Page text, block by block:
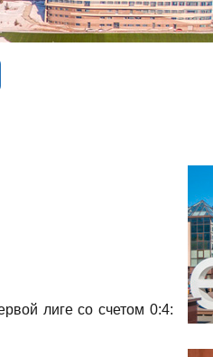
лиге со счетом 0:4: